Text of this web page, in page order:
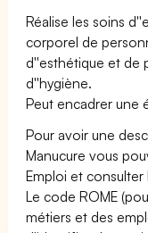
Réalise les soins
corporel de
d''esthétique et de
d''hygiène.
Peut encadrer une
Pour avoir une
Manucure vous
Emploi et
Le code ROME
métiers et des